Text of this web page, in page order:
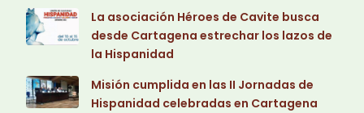
La asociación Héroes de Cavite busca
desde Cartagena estrechar los lazos de
la Hispanidad
Misión cumplida en las II Jornadas de
Hispanidad celebradas en Cartagena